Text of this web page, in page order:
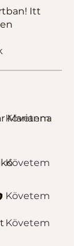
Itt
Marianna
Követem
Követem
Követem
Követem